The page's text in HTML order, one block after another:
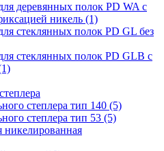
деревянных полок PD WA с
никель (1)
стеклянных полок PD GL без
стеклянных полок PD GLВ с
степлера тип 140 (5)
степлера тип 53 (5)